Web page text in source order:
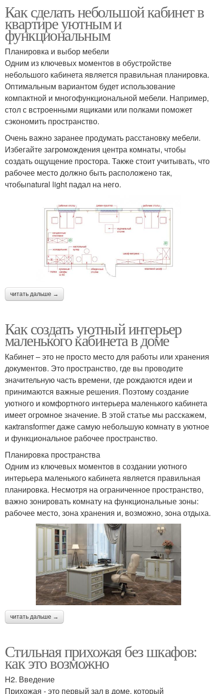
Как сделать небольшой кабинет в
квартире уютным и
функциональным
Планировка и выбор мебели
Одним из ключевых моментов в обустройстве
небольшого кабинета является правильная планировка.
Оптимальным вариантом будет использование
компактной и многофункциональной мебели. Например,
стол с встроенными ящиками или полками поможет
сэкономить пространство.
Очень важно заранее продумать расстановку мебели.
Избегайте загромождения центра комнаты, чтобы
создать ощущение простора. Также стоит учитывать, что
рабочее место должно быть расположено так,
чтобыnatural light падал на него.
читать дальше →
Как создать уютный интерьер
маленького кабинета в доме
Кабинет – это не просто место для работы или хранения
документов. Это пространство, где вы проводите
значительную часть времени, где рождаются идеи и
принимаются важные решения. Поэтому создание
уютного и комфортного интерьера маленького кабинета
имеет огромное значение. В этой статье мы расскажем,
какtransformer даже самую небольшую комнату в уютное
и функциональное рабочее пространство.
Планировка пространства
Одним из ключевых моментов в создании уютного
интерьера маленького кабинета является правильная
планировка. Несмотря на ограниченное пространство,
важно зонировать комнату на функциональные зоны:
рабочее место, зона хранения и, возможно, зона отдыха.
читать дальше →
Стильная прихожая без шкафов:
как это возможно
H2. Введение
Прихожая - это первый зал в доме, который